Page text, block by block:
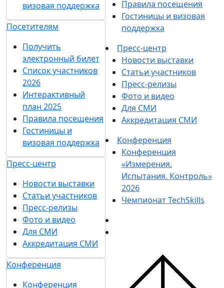
визовая поддержка
Посетителям
Получить
электронный билет
Список участников
2026
Интерактивный
план 2025
Правила посещения
Гостиницы и
визовая поддержка
Пресс-центр
Новости выставки
Статьи участников
Пресс-релизы
Фото и видео
Для СМИ
Аккредитация СМИ
Конференция
Конференция
Правила посещения
Гостиницы и визовая
поддержка
Пресс-центр
Новости выставки
Статьи участников
Пресс-релизы
Фото и видео
Для СМИ
Аккредитация СМИ
Конференция
Конференция
«Измерения.
Испытания. Контроль»
2026
Чемпионат TechSkills